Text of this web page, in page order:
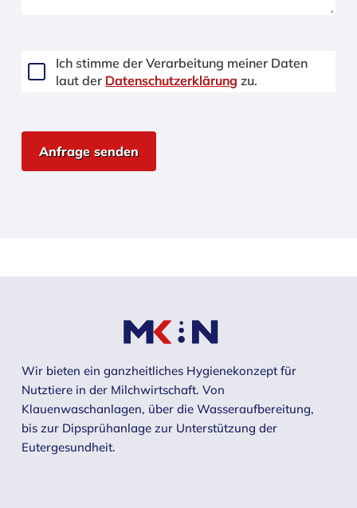
Ich stimme der Verarbeitung meiner Daten
laut der Datenschutzerklärung zu.
lassen
Wir bieten ein ganzheitliches Hygienekonzept für
Nutztiere in der Milchwirtschaft. Von
Klauenwaschanlagen, über die Wasseraufbereitung,
bis zur Dipsprühanlage zur Unterstützung der
Eutergesundheit.